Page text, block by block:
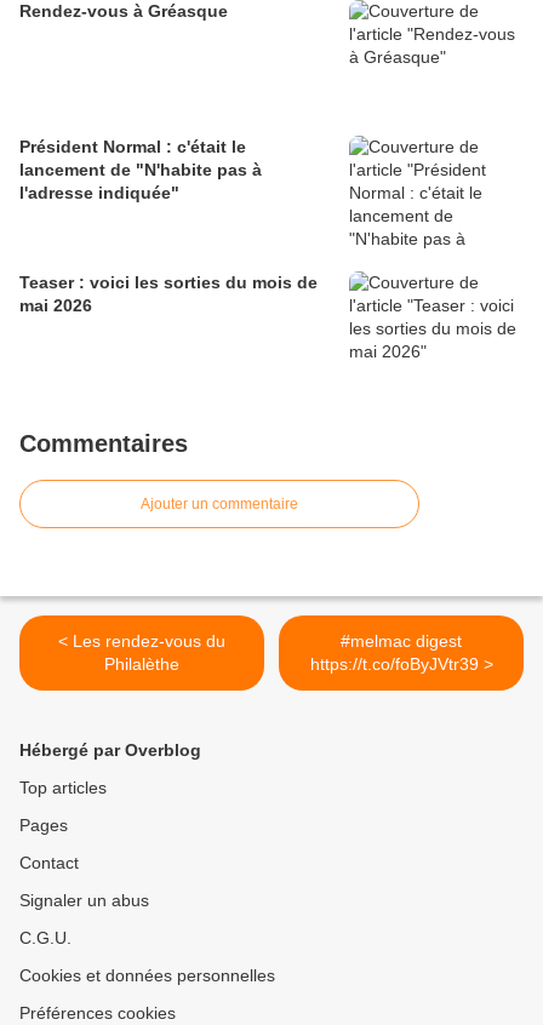
Rendez-vous à Gréasque
Président Normal : c'était le
lancement de "N'habite pas à
l'adresse indiquée"
Teaser : voici les sorties du mois de
mai 2026
Commentaires
Ajouter un commentaire
< Les rendez-vous du
Philalèthe
#melmac digest
https://t.co/foByJVtr39 >
Hébergé par Overblog
Top articles
Pages
Contact
Signaler un abus
C.G.U.
Cookies et données personnelles
Préférences cookies